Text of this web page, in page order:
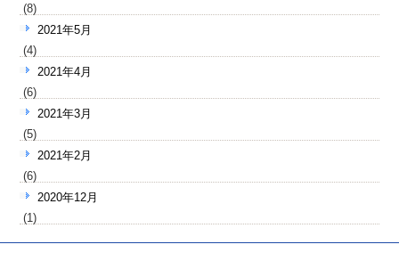
(8)
2021年5月
(4)
2021年4月
(6)
2021年3月
(5)
2021年2月
(6)
2020年12月
(1)